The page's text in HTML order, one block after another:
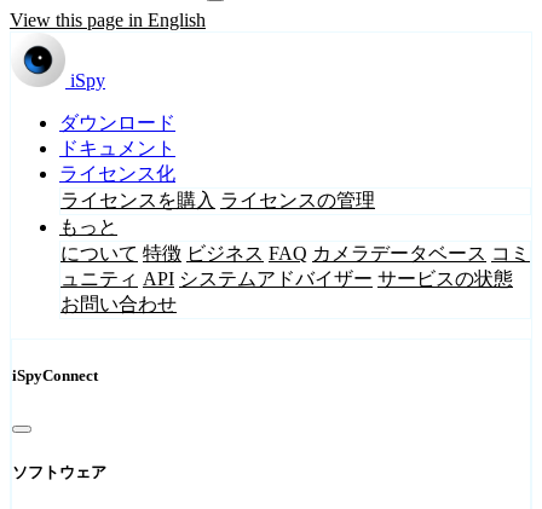
View this page in English
iSpy
ダウンロード
ドキュメント
ライセンス化
ライセンスを購入 ライセンスの管理
もっと
について 特徴 ビジネス FAQ カメラデータベース コミ
ュニティ API システムアドバイザー サービスの状態
お問い合わせ
iSpyConnect
ソフトウェア